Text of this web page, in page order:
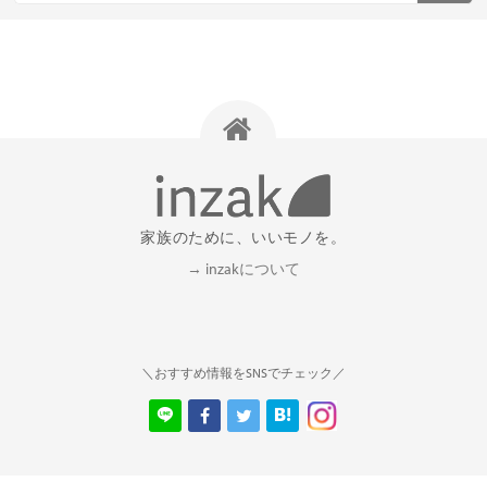
家族のために、いいモノを。
→ inzakについて
＼おすすめ情報をSNSでチェック／